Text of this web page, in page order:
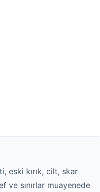
eski kırık, cilt, skar
ve sınırlar muayenede